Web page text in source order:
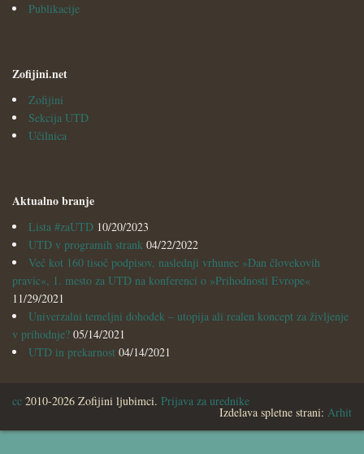
Publikacije
Zofijini.net
Zofijini
Sekcija UTD
Učilnica
Aktualno branje
Lista #zaUTD 10/20/2023
UTD v programih strank 04/22/2022
Več kot 160 tisoč podpisov, naslednji vrhunec »Dan človekovih
pravic«, 1. mesto za UTD na konferenci o »Prihodnosti Evrope«
11/29/2021
Univerzalni temeljni dohodek – utopija ali realen koncept za življenje
v prihodnje? 05/14/2021
UTD in prekarnost 04/14/2021
cc 2010-2026 Zofijini ljubimci. Prijava za urednike
Izdelava spletne strani: Arhit